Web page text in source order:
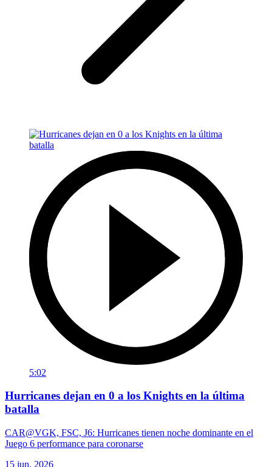
5:02
Hurricanes dejan en 0 a los Knights en la última
batalla
CAR@VGK, FSC, J6: Hurricanes tienen noche dominante en el
Juego 6 performance para coronarse
15 jun. 2026